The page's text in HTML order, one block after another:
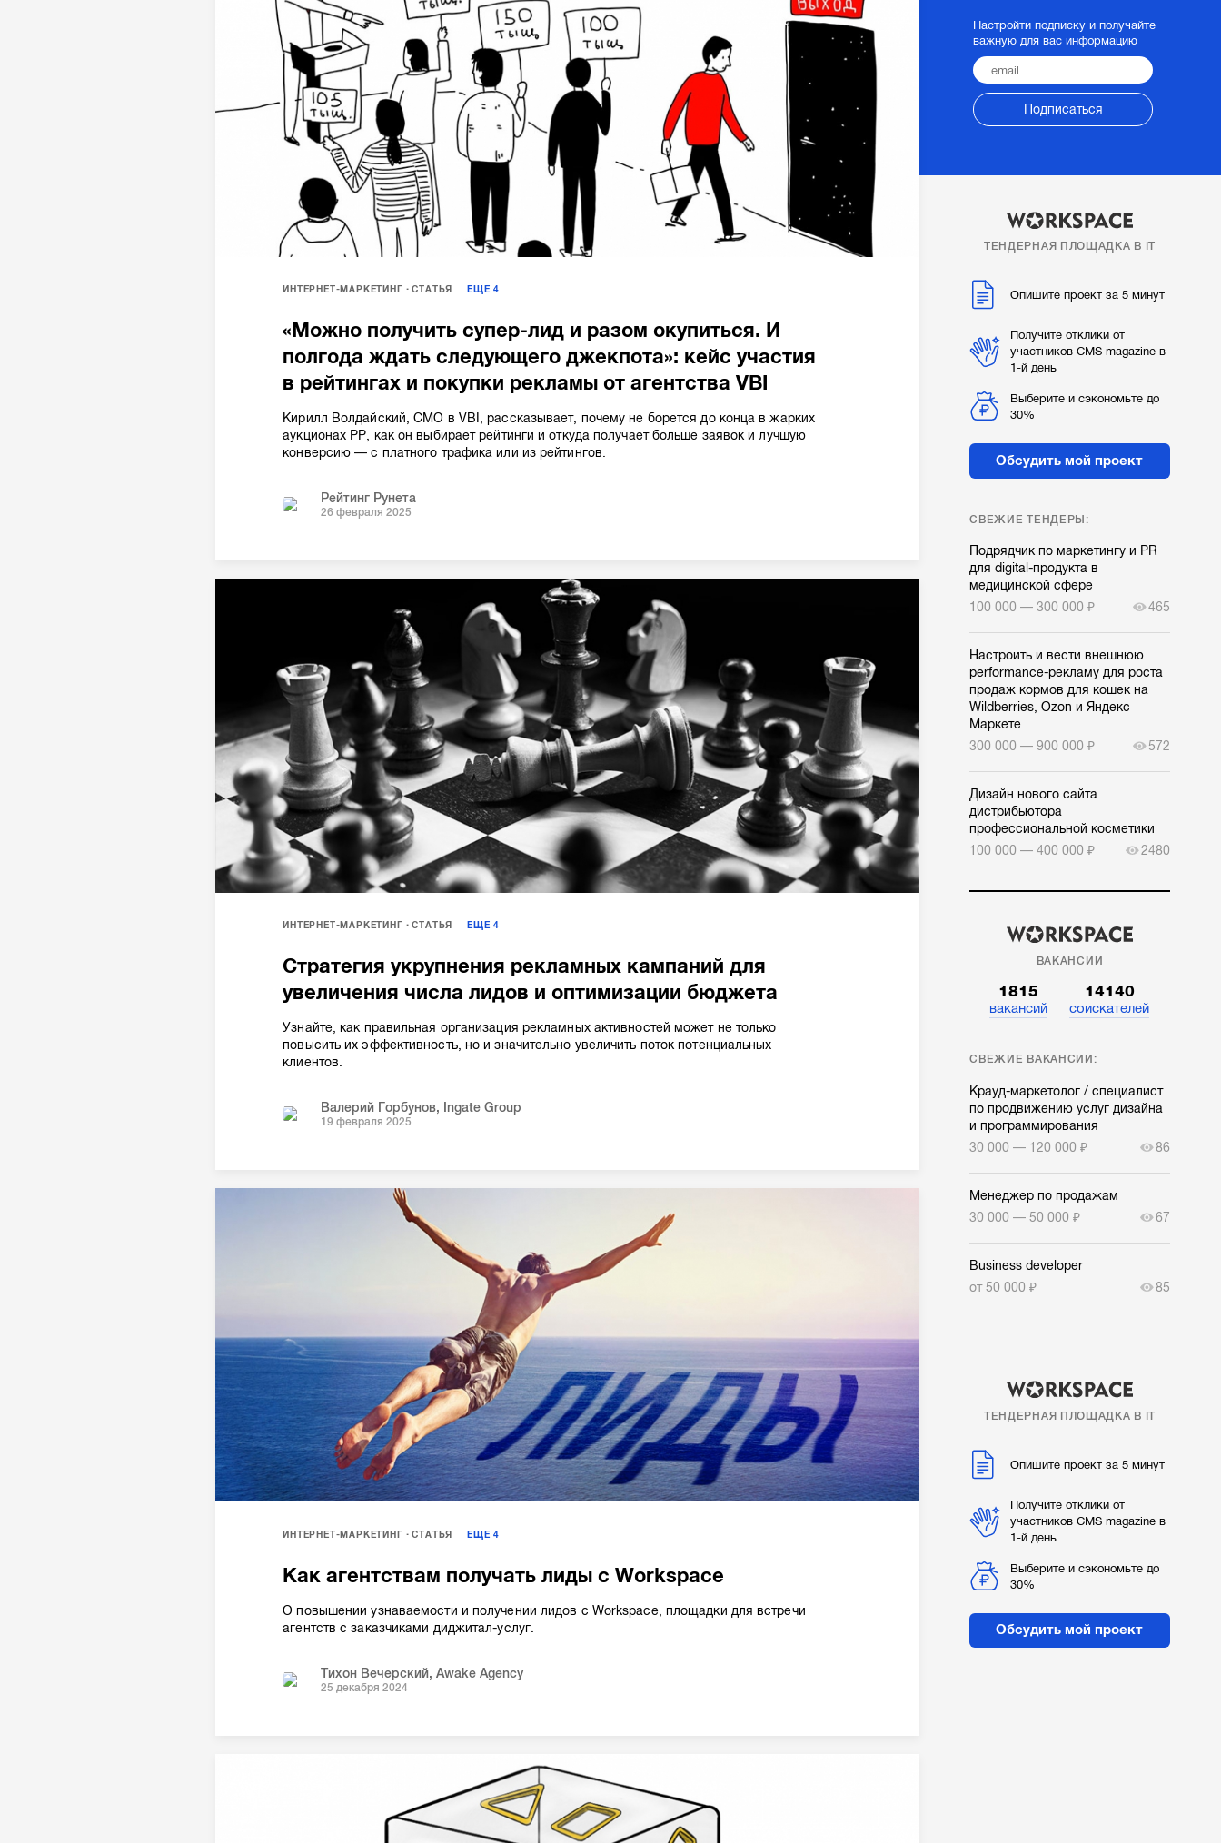
ИНТЕРНЕТ-МАРКЕТИНГ СТАТЬЯ ЕЩЕ4
«Можно получить супер-лид и разом окупиться. И
полгода ждать следующего джекпота»: кейс участия
в рейтингах и покупки рекламы от агентства VBI
Кирилл Волдайский, СМО в VBI, рассказывает, почему не борется до конца в жарких
аукционах РР, как он выбирает рейтинги и откуда получает больше заявок и лучшую
конверсию — с платного трафика или из рейтингов.
Рейтинг Рунета
26 февраля 2025
ИНТЕРНЕТ-МАРКЕТИНГ СТАТЬЯ ЕЩЕ4
Стратегия укрупнения рекламных кампаний для
увеличения числа лидов и оптимизации бюджета
Узнайте, как правильная организация рекламных активностей может не только
повысить их эффективность, но и значительно увеличить поток потенциальных
клиентов.
Валерий Горбунов, Ingate Group
19 февраля 2025
ИНТЕРНЕТ-МАРКЕТИНГ СТАТЬЯ ЕЩЕ4
Как агентствам получать лиды с Workspace
О повышении узнаваемости и получении лидов с Workspace, площадки для встречи
агентств с заказчиками диджитал-услуг.
Тихон Вечерский, Awake Agency
25 декабря 2024
Настройти подписку и получайте
важную для вас информацию
Подписаться
ТЕНДЕРНАЯ ПЛОЩАДКА В IT
Опишите проект за 5 минут
Получите отклики от
участников CMS magazine в
1-й день
Выберите и сэкономьте до
30%
Обсудить мой проект
СВЕЖИЕ ТЕНДЕРЫ:
Подрядчик по маркетингу и PR
для digital-продукта в
медицинской сфере
100 000 — 300 000 ₽
465
Настроить и вести внешнюю
performance-рекламу для роста
продаж кормов для кошек на
Wildberries, Ozon и Яндекс
Маркете
300 000 — 900 000 ₽
572
Дизайн нового сайта
дистрибьютора
профессиональной косметики
100 000 — 400 000 ₽
2480
ВАКАНСИИ
1815
вакансий
14140
соискателей
СВЕЖИЕ ВАКАНСИИ:
Крауд-маркетолог / специалист
по продвижению услуг дизайна
и программирования
30 000 — 120 000 ₽
86
Менеджер по продажам
30 000 — 50 000 ₽
67
Business developer
от 50 000 ₽
85
ТЕНДЕРНАЯ ПЛОЩАДКА В IT
Опишите проект за 5 минут
Получите отклики от
участников CMS magazine в
1-й день
Выберите и сэкономьте до
30%
Обсудить мой проект